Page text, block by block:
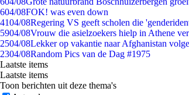
604/08FOK! was even down
4104/08Regering VS geeft scholen die
5904/08Vrouw die asielzoekers hielp in Athene
2504/08Lekker op vakantie naar Afghanistan
2304/08Random Pics van de Dag #1975
Laatste items
Laatste items
Toon berichten uit deze thema's